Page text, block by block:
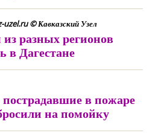
© Кавказский Узел
разных регионов
в Дагестане
в пожаре
на помойку